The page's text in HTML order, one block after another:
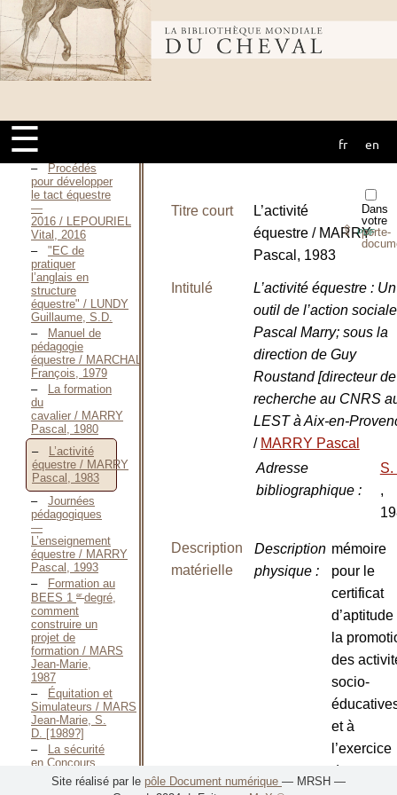
Bibliothèque
mondiale du
cheval
☰ fr en
Procédés
pour développer
le tact équestre
—
1991 / LEPOURIEL
Vital, 1991
—
2005 / LEPOURIEL
Vital, 2005
Procédés
pour développer
le tact équestre
—
2016 / LEPOURIEL
Vital, 2016
"EC de
pratiquer
l’anglais en
structure
équestre" / LUNDY
Guillaume, S.D.
Manuel de
pédagogie
équestre / MARCHAL
François, 1979
La formation
du
cavalier / MARRY
Pascal, 1980
L’activité
équestre / MARRY
Pascal, 1983
Journées
pédagogiques
—
L’enseignement
équestre / MARRY
Pascal, 1993
Formation au
BEES 1
er degré,
comment
construire un
projet de
formation / MARS
Jean-Marie,
1987
Équitation et
Simulateurs / MARS
Jean-Marie, S.
D. [1989?]
La sécurité
en Concours
Complet / MERCIER
Maxime, S.D.
Dans
votre
porte-
⇪PDF
Titre court
L’activité
équestre / MARRY
Pascal, 1983
Intitulé
L’activité équestre : Un
outil de l’action
Pascal Marry; sous la
direction de Guy
Roustand [directeur de
recherche au CNRS
LEST à Aix-en-
/ MARRY Pascal
Adresse
bibliographique:
S.
,
Description
matérielle
Description
physique:
mémoire
pour le
certificat
d’aptitude
la
des
socio-
et à
l’exercice
des
Site réalisé par le pôle Document numérique — MRSH —